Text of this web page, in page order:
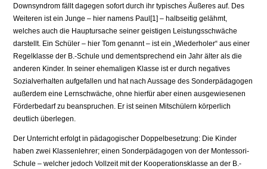
Downsyndrom fällt dagegen sofort durch ihr typisches Äußeres auf. Des
Weiteren ist ein Junge – hier namens Paul[1] – halbseitig gelähmt,
welches auch die Hauptursache seiner geistigen Leistungsschwäche
darstellt. Ein Schüler – hier Tom genannt – ist ein „Wiederholer“ aus einer
Regelklasse der B.-Schule und dementsprechend ein Jahr älter als die
anderen Kinder. In seiner ehemaligen Klasse ist er durch negatives
Sozialverhalten aufgefallen und hat nach Aussage des Sonderpädagogen
außerdem eine Lernschwäche, ohne hierfür aber einen ausgewiesenen
Förderbedarf zu beanspruchen. Er ist seinen Mitschülern körperlich
deutlich überlegen.
Der Unterricht erfolgt in pädagogischer Doppelbesetzung: Die Kinder
haben zwei Klassenlehrer; einen Sonderpädagogen von der Montessori-
Schule – welcher jedoch Vollzeit mit der Kooperationsklasse an der B.-